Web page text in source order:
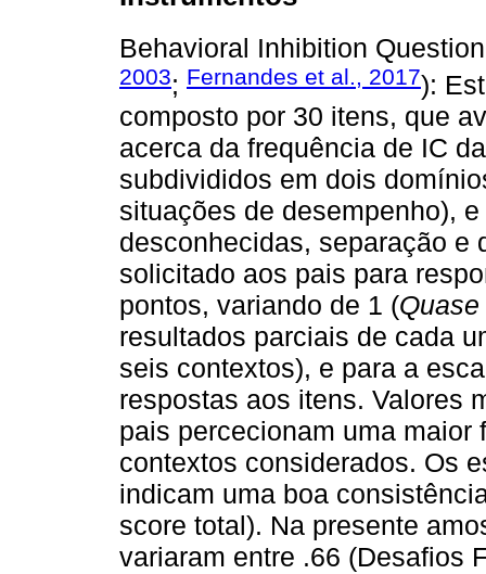
Behavioral Inhibition
2003; Fernandes et al., 2017):
composto por 30 itens, que
acerca da frequência de IC
subdivididos em dois
situações de desempenho),
desconhecidas, separação e
solicitado aos pais para
pontos, variando de 1 (
resultados parciais de cada
seis contextos), e para a
respostas aos itens. Valores
pais percecionam uma maior
contextos considerados. Os
indicam uma boa
score total). Na presente
variaram entre .66 (Desafios